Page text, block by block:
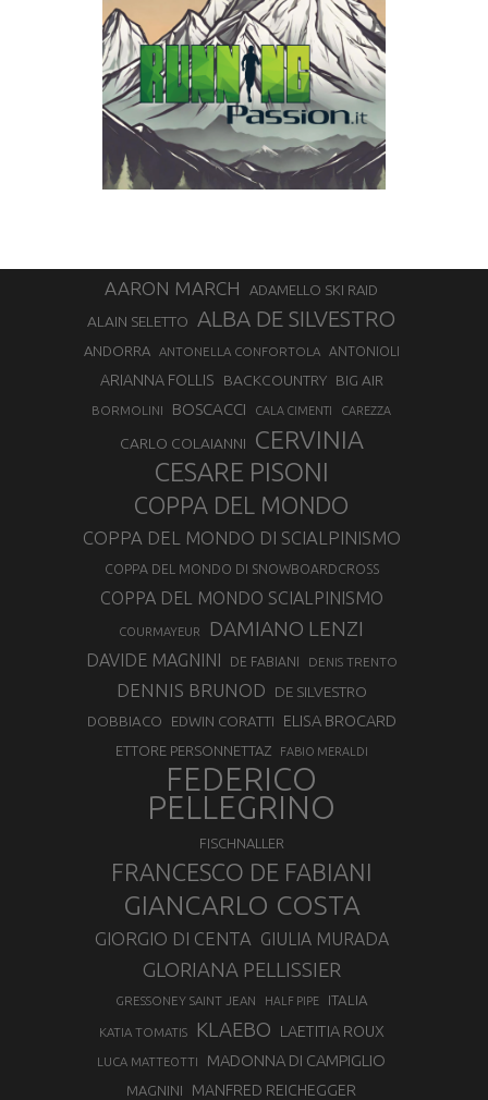
AARON MARCH ADAMELLO SKI RAID
ALAIN SELETTO ALBA DE SILVESTRO
ANDORRA ANTONELLA CONFORTOLA ANTONIOLI
ARIANNA FOLLIS BACKCOUNTRY BIG AIR
BORMOLINI BOSCACCI CALA CIMENTI CAREZZA
CARLO COLAIANNI CERVINIA
CESARE PISONI
COPPA DEL MONDO
COPPA DEL MONDO DI SCIALPINISMO
COPPA DEL MONDO DI SNOWBOARDCROSS
COPPA DEL MONDO SCIALPINISMO
COURMAYEUR DAMIANO LENZI
DAVIDE MAGNINI DE FABIANI DENIS TRENTO
DENNIS BRUNOD DE SILVESTRO
DOBBIACO EDWIN CORATTI ELISA BROCARD
ETTORE PERSONNETTAZ FABIO MERALDI
FEDERICO
PELLEGRINO
FISCHNALLER
FRANCESCO DE FABIANI
GIANCARLO COSTA
GIORGIO DI CENTA GIULIA MURADA
GLORIANA PELLISSIER
GRESSONEY SAINT JEAN HALF PIPE ITALIA
KATIA TOMATIS KLAEBO LAETITIA ROUX
LUCA MATTEOTTI MADONNA DI CAMPIGLIO
MAGNINI MANFRED REICHEGGER